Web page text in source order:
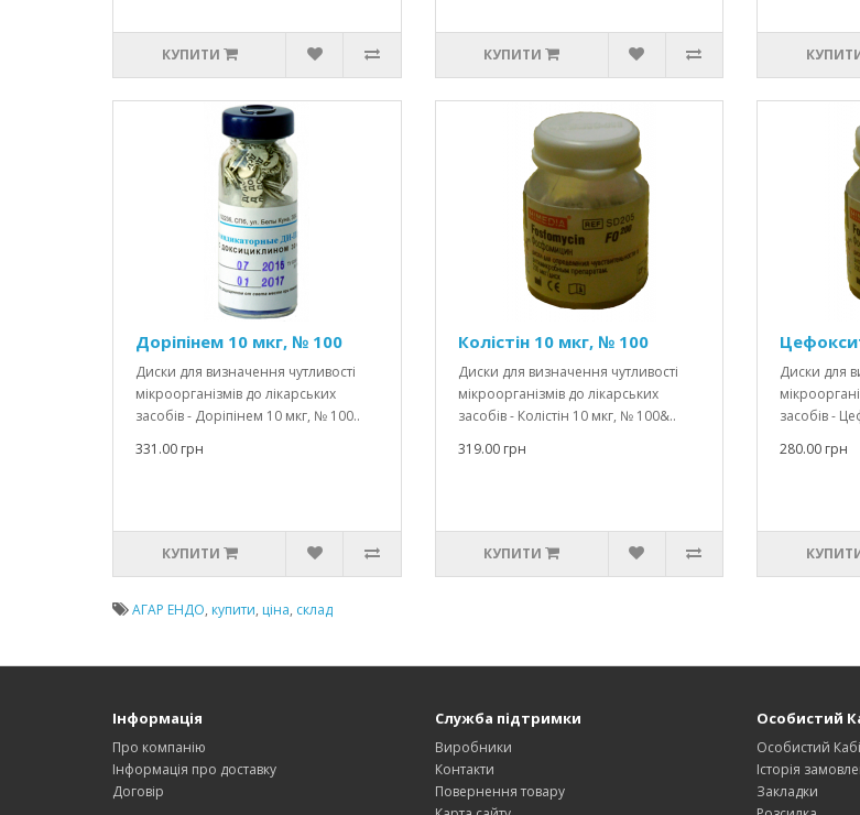
КУПИТИ КУПИТИ
Доріпінем 10 мкг, № 100
Диски для визначення чутливості
мікроорганізмів до лікарських
засобів - Доріпінем 10 мкг, № 100..
331.00 грн
КУПИТИ
Колістін 10 мкг, № 100
Диски для визначення чутливості
мікроорганізмів до лікарських
засобів - Колістін 10 мкг, № 100&..
319.00 грн
КУПИТИ
Диски для
засобів -
280.00 грн
АГАР ЕНДО, купити, ціна, склад
Інформація
Про компанію
Інформація про доставку
Договір
Служба підтримки
Виробники
Контакти
Повернення товару
Особистий
Особистий
Історія
Закладки